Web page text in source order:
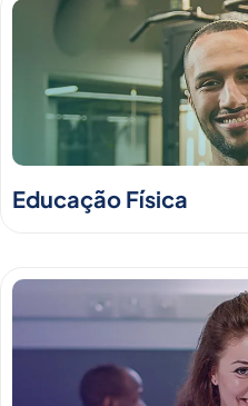
Educação Física